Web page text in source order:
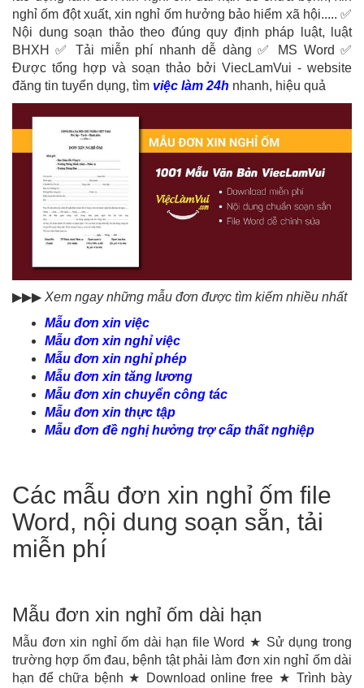
nghỉ ốm đột xuất, xin nghỉ ốm hưởng bảo hiểm xã hội..... ✅
Nội dung soạn thảo theo đúng quy định pháp luật, luật
BHXH ✅ Tải miễn phí nhanh dễ dàng ✅ MS Word ✅
Được tổng hợp và soạn thảo bởi ViecLamVui - website
đăng tin tuyển dụng, tìm việc làm 24h nhanh, hiệu quả
▶▶▶ Xem ngay những mẫu đơn được tìm kiếm nhiều nhất
Mẫu đơn xin việc
Mẫu đơn xin nghỉ việc
Mẫu đơn xin nghỉ phép
Mẫu đơn xin tăng lương
Mẫu đơn xin chuyển công tác
Mẫu đơn xin thực tập
Mẫu đơn đề nghị hưởng trợ cấp thất nghiệp
Các mẫu đơn xin nghỉ ốm file
Word, nội dung soạn sẵn, tải
miễn phí
Mẫu đơn xin nghỉ ốm dài hạn
Mẫu đơn xin nghỉ ốm dài hạn file Word ★ Sử dụng trong
trường hợp ốm đau, bệnh tật phải làm đơn xin nghỉ ốm dài
hạn để chữa bệnh ★ Download online free ★ Trình bày